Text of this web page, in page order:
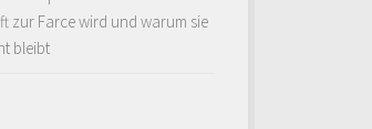
zur Farce wird und warum sie
bleibt